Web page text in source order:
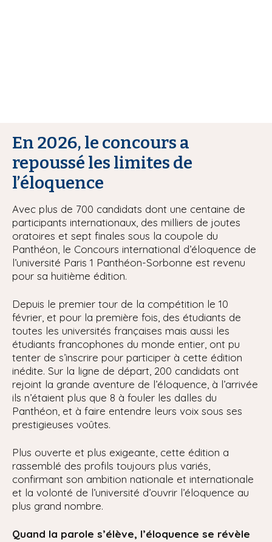
En 2026, le concours a
repoussé les limites de
l’éloquence
Avec plus de 700 candidats dont une centaine de
participants internationaux, des milliers de joutes
oratoires et sept finales sous la coupole du
Panthéon, le Concours international d’éloquence de
l’université Paris 1 Panthéon-Sorbonne est revenu
pour sa huitième édition.
Depuis le premier tour de la compétition le 10
février, et pour la première fois, des étudiants de
toutes les universités françaises mais aussi les
étudiants francophones du monde entier, ont pu
tenter de s’inscrire pour participer à cette édition
inédite. Sur la ligne de départ, 200 candidats ont
rejoint la grande aventure de l’éloquence, à l’arrivée
ils n’étaient plus que 8 à fouler les dalles du
Panthéon, et à faire entendre leurs voix sous ses
prestigieuses voûtes.
Plus ouverte et plus exigeante, cette édition a
rassemblé des profils toujours plus variés,
confirmant son ambition nationale et internationale
et la volonté de l’université d’ouvrir l’éloquence au
plus grand nombre.
Quand la parole s’élève, l’éloquence se révèle